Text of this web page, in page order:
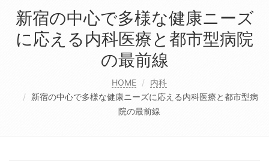
新宿の中心で多様な健康ニーズ
に応える内科医療と都市型病院
の最前線
HOME
内科
新宿の中心で多様な健康ニーズに応える内科医療と都市型病
院の最前線